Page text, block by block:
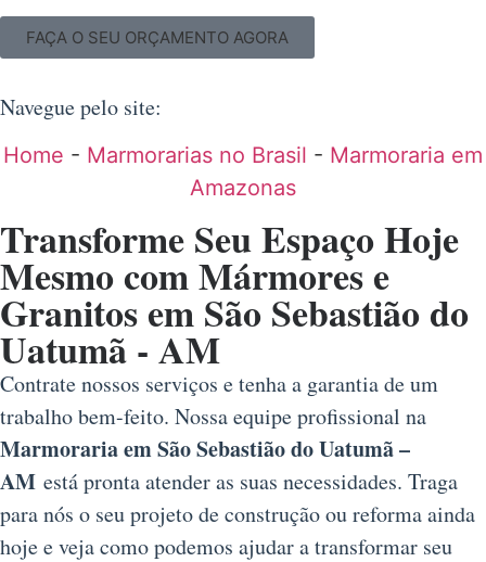
FAÇA O SEU ORÇAMENTO AGORA
Navegue pelo site:
Home - Marmorarias no Brasil - Marmoraria em
Amazonas
Transforme Seu Espaço Hoje
Mesmo com Mármores e
Granitos em São Sebastião do
Uatumã - AM
Contrate nossos serviços e tenha a garantia de um
trabalho bem-feito. Nossa equipe profissional na
Marmoraria em São Sebastião do Uatumã –
AM está pronta atender as suas necessidades. Traga
para nós o seu projeto de construção ou reforma ainda
hoje e veja como podemos ajudar a transformar seu